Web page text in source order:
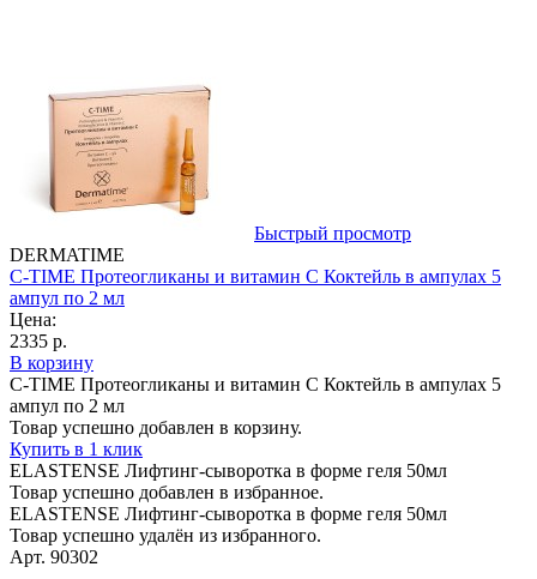
Быстрый просмотр
DERMATIME
C-TIME Протеогликаны и витамин С Коктейль в ампулах 5
ампул по 2 мл
Цена:
2335 р.
В корзину
C-TIME Протеогликаны и витамин С Коктейль в ампулах 5
ампул по 2 мл
Товар успешно добавлен в корзину.
Купить в 1 клик
ELASTENSE Лифтинг-сыворотка в форме геля 50мл
Товар успешно добавлен в избранное.
ELASTENSE Лифтинг-сыворотка в форме геля 50мл
Товар успешно удалён из избранного.
Арт. 90302